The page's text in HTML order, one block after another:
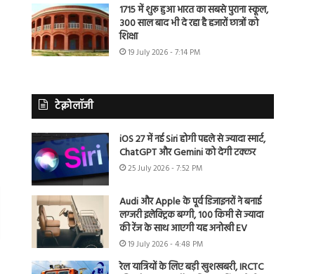
1715 में शुरू हुआ भारत का सबसे पुराना स्कूल,
300 साल बाद भी दे रहा है हजारों छात्रों को
शिक्षा
19 July 2026 - 7:14 PM
टेक्नोलॉजी
iOS 27 में नई Siri होगी पहले से ज्यादा स्मार्ट,
ChatGPT और Gemini को देगी टक्कर
25 July 2026 - 7:52 PM
Audi और Apple के पूर्व डिजाइनरों ने बनाई
लग्जरी इलेक्ट्रिक बग्गी, 100 किमी से ज्यादा
की रेंज के साथ आएगी यह अनोखी EV
19 July 2026 - 4:48 PM
रेल यात्रियों के लिए बड़ी खुशखबरी, IRCTC